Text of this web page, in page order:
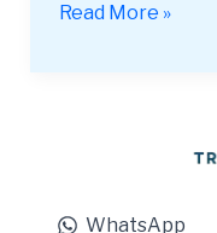
Read More »
WhatsApp